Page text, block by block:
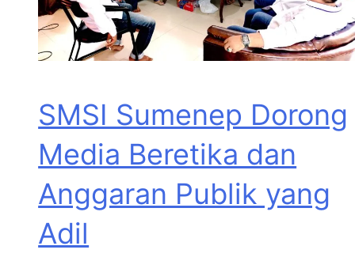
SMSI Sumenep Dorong
Media Beretika dan
Anggaran Publik yang
Adil